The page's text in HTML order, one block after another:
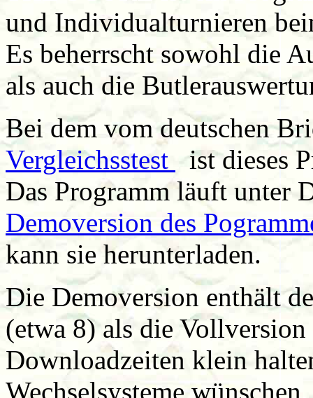
und Individualturnieren
Es beherrscht sowohl die
als auch die
Bei dem vom deutschen
Vergleichsstest ist dieses
Das Programm läuft unter
Demoversion des
kann sie herunterladen.
Die Demoversion enthält
(etwa 8) als die
Downloadzeiten klein
Wechselsysteme